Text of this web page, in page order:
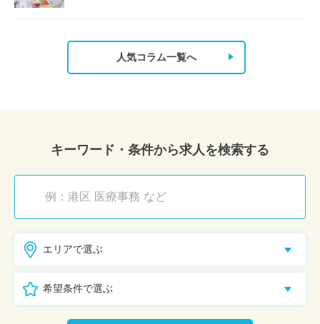
人気コラム一覧へ
キーワード・条件から求人を検索する
エリアで選ぶ
希望条件で選ぶ